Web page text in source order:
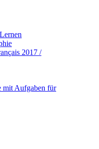
2017 /
mit Aufgaben für